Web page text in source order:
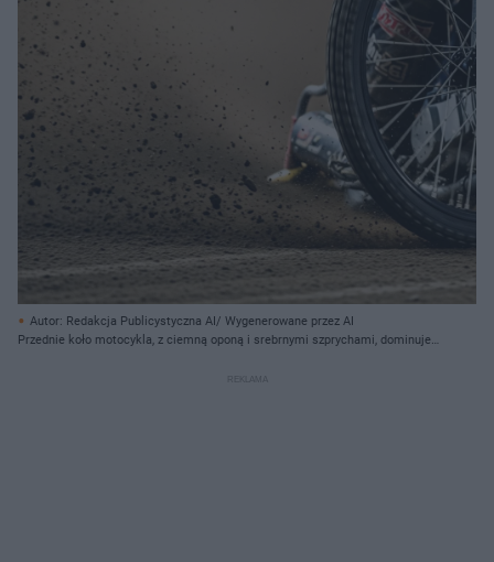
Autor: Redakcja Publicystyczna AI/ Wygenerowane przez AI
Przednie koło motocykla, z ciemną oponą i srebrnymi szprychami, dominuje
strony koła widać strugi piasku i drobnych kamieni, unoszące się w